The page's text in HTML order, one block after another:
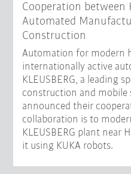
Cooperation between
Automated
Construction
Automation for modern
internationally active
KLEUSBERG, a leading
construction and mobile
announced their
collaboration is to
KLEUSBERG plant near
it using KUKA robots.